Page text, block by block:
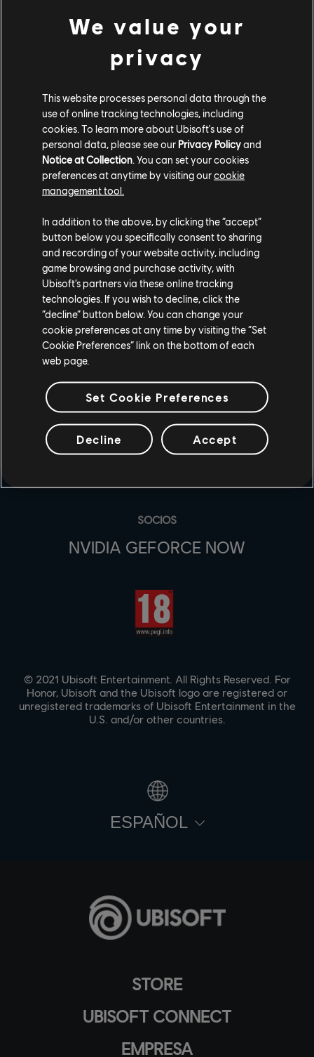
STORE
UBISOFT CONNECT
EMPRESA
ESTUDIOS
UBISOFT MONTRÉAL
PLATAFORMAS
XBOX SERIES X|S
PLAYSTATION®5
PLAYSTATION®4
UBISOFT CONNECT
SOCIOS
NVIDIA GEFORCE NOW
© 2021 Ubisoft Entertainment. All Rights Reserved. For
Honor, Ubisoft and the Ubisoft logo are registered or
unregistered trademarks of Ubisoft Entertainment in the
U.S. and/or other countries.
ESPAÑOL
We value your
privacy
This website processes personal data through the
use of online tracking technologies, including
cookies. To learn more about Ubisoft's use of
personal data, please see our Privacy Policyand
Notice at Collection . You can set your cookies
preferences at anytime by visiting ourcookie
management tool.
In addition to the above, by clicking the “accept”
button below you specifically consent to sharing
and recording of your website activity, including
game browsing and purchase activity, with
Ubisoft’s partners via these online tracking
technologies. If you wish to decline, click the
“decline” button below. You can change your
cookie preferences at any time by visiting the “Set
Cookie Preferences” link on the bottom of each
web page.
Set Cookie Preferences
Decline Accept